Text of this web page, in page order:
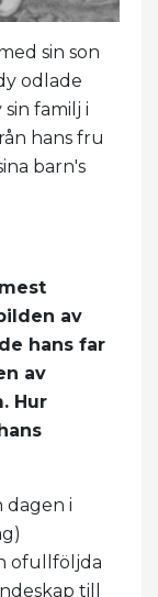
sin son
odlade
familj i
hans fru
barn's
av
hans far
av
Hur
dagen i
ofullföljda
till